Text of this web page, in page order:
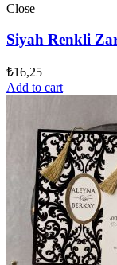
Close
Siyah Renkli
₺16,25
Add to cart